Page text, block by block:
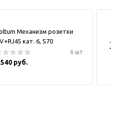
Механизм розетки
кат. 6, S70
6 шт
540 руб.